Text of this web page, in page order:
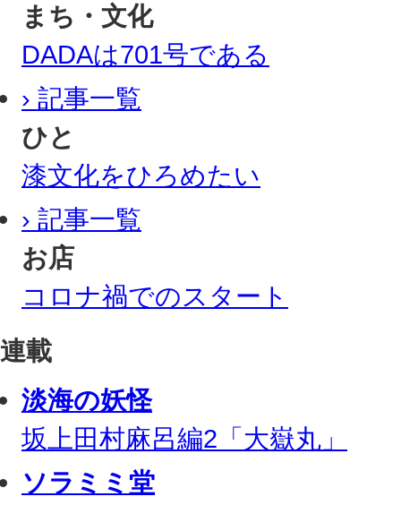
まち・文化
DADAは701号である
› 記事一覧
ひと
漆文化をひろめたい
› 記事一覧
お店
コロナ禍でのスタート
連載
淡海の妖怪
坂上田村麻呂編2「大嶽丸」
ソラミミ堂